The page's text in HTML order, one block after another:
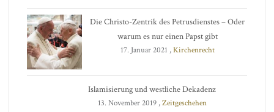
Die Christo-Zentrik des Petrusdienstes – Oder
warum es nur einen Papst gibt
17. Januar 2021 ,Kirchenrecht
Islamisierung und westliche Dekadenz
13. November 2019 ,Zeitgeschehen